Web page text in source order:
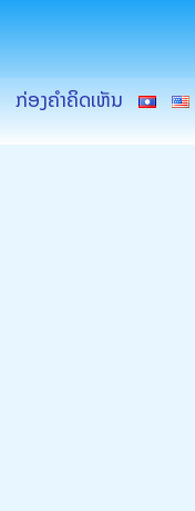
ກ່ອງຄຳຄິດເຫັນ